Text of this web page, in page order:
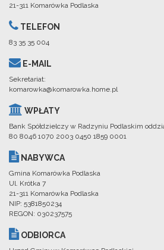
21-311 Komarówka Podlaska
TELEFON
83 35 35 004
E-MAIL
Sekretariat:
komarowka@komarowka.home.pl
WPŁATY
Bank Spółdzielczy w Radzyniu Podlaskim
80 8046 1070 2003 0450 1859 0001
NABYWCA
Gmina Komarówka Podlaska
Ul. Krótka 7
21-311 Komarówka Podlaska
NIP: 5381850234
REGON: 030237575
ODBIORCA